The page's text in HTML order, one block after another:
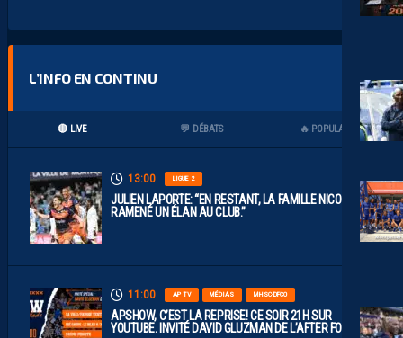
L’INFO EN CONTINU
🔴 LIVE 💬 DÉBATS 🔥 POPULAIRES
13:00 LIGUE 2
JULIEN LAPORTE: “EN RESTANT, LA FAMILLE NICOLLIN A
RAMENÉ UN ÉLAN AU CLUB.”
11:00 AP TV MÉDIAS MHSC-DFCO
APSHOW, C’EST LA REPRISE! CE SOIR 21H SUR
YOUTUBE. INVITÉ DAVID GLUZMAN DE L’AFTER FOOT.